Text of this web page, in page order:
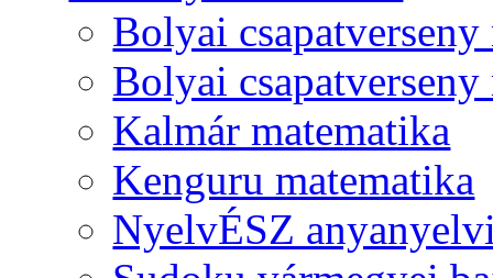
Bolyai csapatverseny
Bolyai
Kalmár matematika
Kenguru matematika
NyelvÉSZ